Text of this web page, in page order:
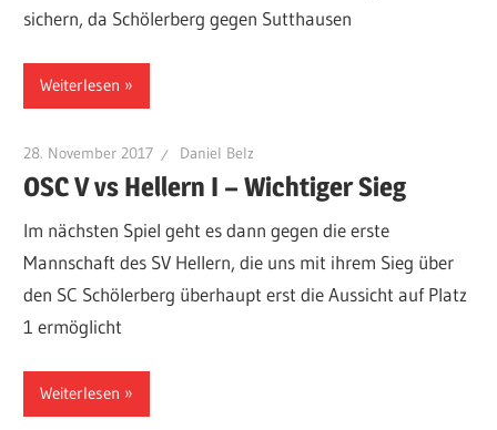
sichern, da Schölerberg gegen Sutthausen
Weiterlesen
28. November 2017 Daniel Belz
OSC V vs Hellern I – Wichtiger Sieg
Im nächsten Spiel geht es dann gegen die erste
Mannschaft des SV Hellern, die uns mit ihrem Sieg über
den SC Schölerberg überhaupt erst die Aussicht auf Platz
1 ermöglicht
Weiterlesen